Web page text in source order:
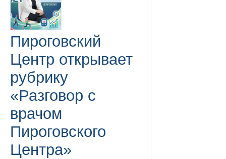
Пироговский
Центр открывает
рубрику
«Разговор с
врачом
Пироговского
Центра»